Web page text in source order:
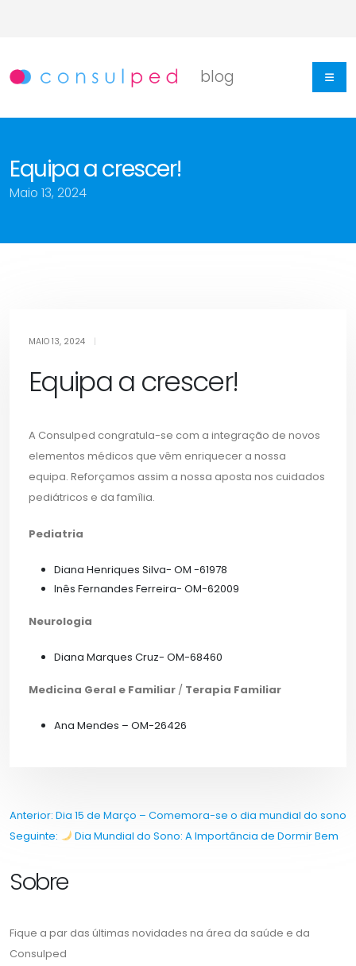
blog
Equipa a crescer!
Maio 13, 2024
crescer!
MAIO 13, 2024
Equipa a crescer!
A Consulped congratula-se com a integração de novos
elementos médicos que vêm enriquecer a nossa
equipa. Reforçamos assim a nossa aposta nos cuidados
pediátricos e da família.
Pediatria
Diana Henriques Silva- OM -61978
Inês Fernandes Ferreira- OM-62009
Neurologia
Diana Marques Cruz- OM-68460
Medicina Geral e Familiar / Terapia Familiar
Ana Mendes – OM-26426
Navegação
de
artigos
Anterior: Dia 15 de Março – Comemora-se o dia mundial do sono
Seguinte:
Dia Mundial do Sono: A Importância de Dormir Bem
Sobre
Fique a par das últimas novidades na área da saúde e da
Consulped